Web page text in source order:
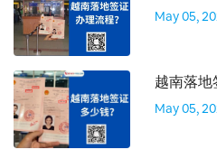
May 05,
越南落
May 05,